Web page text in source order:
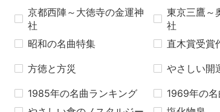
京都西陣～大徳寺の金運神
社
東京三鷹～
社
昭和の名曲特集 直木賞受賞
方徳と方災 やさしい開
1985年の名曲ランキング
1969年の